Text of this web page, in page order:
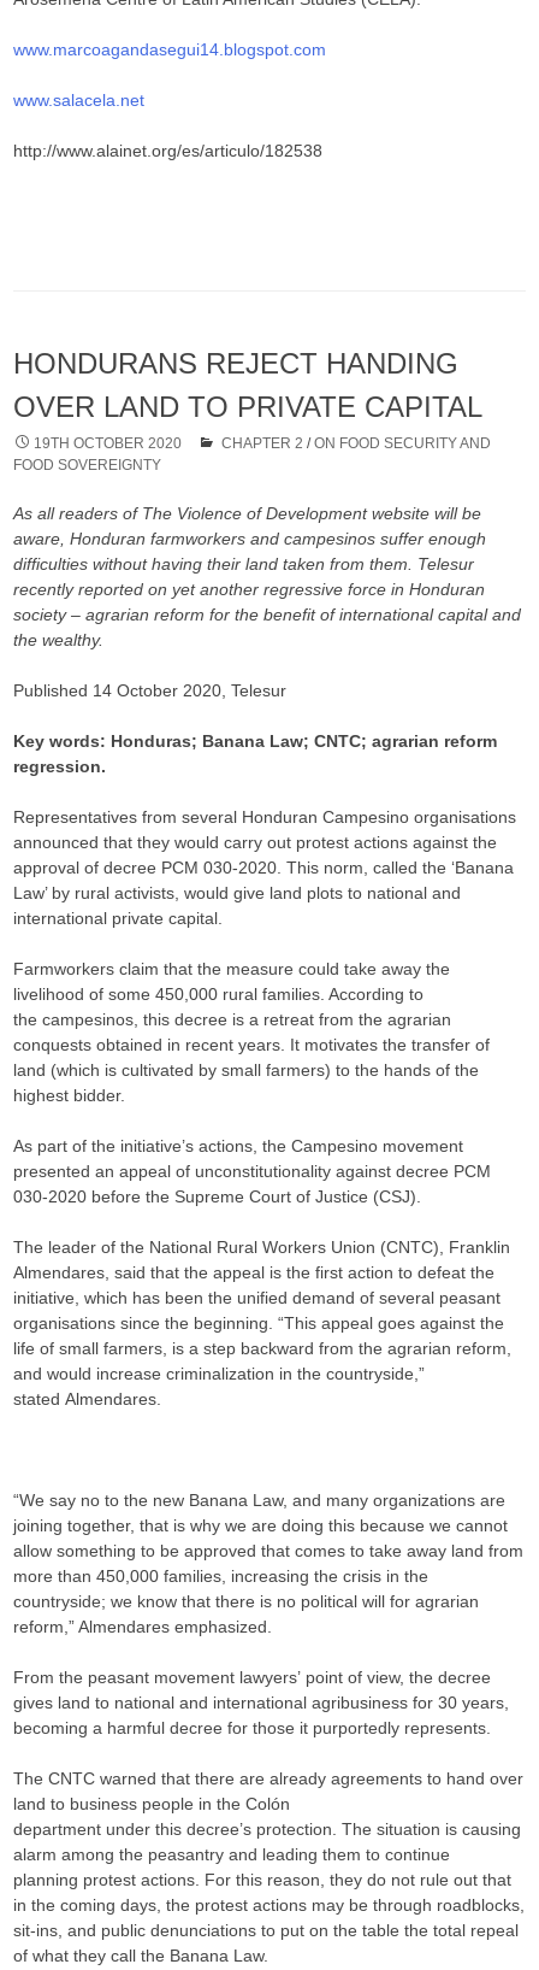
www.marcoagandasegui14.blogspot.com
www.salacela.net
http://www.alainet.org/es/articulo/182538
HONDURANS REJECT HANDING
OVER LAND TO PRIVATE CAPITAL
19TH OCTOBER 2020 CHAPTER 2 /ON FOOD SECURITY AND
FOOD SOVEREIGNTY
As all readers of The Violence of Development website will be
aware, Honduran farmworkers and campesinos suffer enough
difficulties without having their land taken from them. Telesur
recently reported on yet another regressive force in Honduran
society – agrarian reform for the benefit of international capital and
the wealthy.
Published 14 October 2020, Telesur
Key words: Honduras; Banana Law; CNTC; agrarian reform
regression.
Representatives from several Honduran Campesino organisations
announced that they would carry out protest actions against the
approval of decree PCM 030-2020. This norm, called the ‘Banana
Law’ by rural activists, would give land plots to national and
international private capital.
Farmworkers claim that the measure could take away the
livelihood of some 450,000 rural families. According to
the campesinos, this decree is a retreat from the agrarian
conquests obtained in recent years. It motivates the transfer of
land (which is cultivated by small farmers) to the hands of the
highest bidder.
As part of the initiative’s actions, the Campesino movement
presented an appeal of unconstitutionality against decree PCM
030-2020 before the Supreme Court of Justice (CSJ).
The leader of the National Rural Workers Union (CNTC), Franklin
Almendares, said that the appeal is the first action to defeat the
initiative, which has been the unified demand of several peasant
organisations since the beginning. “This appeal goes against the
life of small farmers, is a step backward from the agrarian reform,
and would increase criminalization in the countryside,”
stated Almendares.
“We say no to the new Banana Law, and many organizations are
joining together, that is why we are doing this because we cannot
allow something to be approved that comes to take away land from
more than 450,000 families, increasing the crisis in the
countryside; we know that there is no political will for agrarian
reform,” Almendares emphasized.
From the peasant movement lawyers’ point of view, the decree
gives land to national and international agribusiness for 30 years,
becoming a harmful decree for those it purportedly represents.
The CNTC warned that there are already agreements to hand over
land to business people in the Colón
department under this decree’s protection. The situation is causing
alarm among the peasantry and leading them to continue
planning protest actions. For this reason, they do not rule out that
in the coming days, the protest actions may be through roadblocks,
sit-ins, and public denunciations to put on the table the total repeal
of what they call the Banana Law.